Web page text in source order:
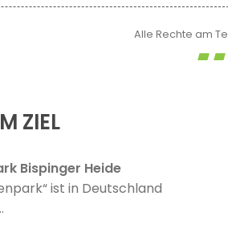
Alle Rechte am
ZIEL
Bispinger Heide
ist in Deutschland